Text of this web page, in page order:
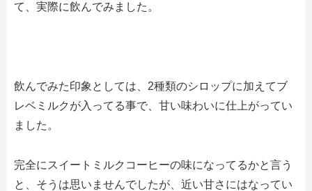
て、実際に飲んでみました。
飲んでみた印象としては、2種類のシロップに加えてブ
レベミルクが入ってる事で、甘い味わいに仕上がってい
ました。
完全にスイートミルクコーヒーの味になってるかと言う
と、そうは思いませんでしたが、近い甘さにはなってい